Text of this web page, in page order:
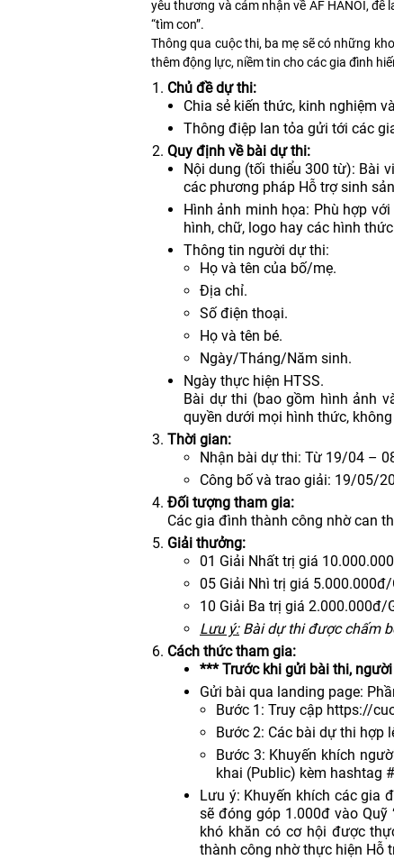
yêu thương và cảm nhận về AF HANOI,
“tìm con”.
Thông qua cuộc thi, ba mẹ sẽ có những
thêm động lực, niềm tin cho các gia đình
Chủ đề dự thi:
Chia sẻ kiến thức, kinh nghiệm
Thông điệp lan tỏa gửi tới các
Quy định về bài dự thi:
Nội dung (tối thiểu 300 từ): Bài
các phương pháp Hỗ trợ sinh
Hình ảnh minh họa: Phù hợp
hình, chữ, logo hay các hình
Thông tin người dự thi:
Họ và tên của bố/mẹ.
Địa chỉ.
Số điện thoại.
Họ và tên bé.
Ngày/Tháng/Năm sinh.
Ngày thực hiện HTSS.
Bài dự thi (bao gồm hình ảnh
quyền dưới mọi hình thức,
Thời gian:
Nhận bài dự thi: Từ 19/04 –
Công bố và trao giải: 19/05/
Đối tượng tham gia:
Các gia đình thành công nhờ can
Giải thưởng:
01 Giải Nhất trị giá
05 Giải Nhì trị giá 5.000.000đ/
10 Giải Ba trị giá 2.000.000đ/
Lưu ý:Bài dự thi được chấm
Cách thức tham gia:
*** Trước khi gửi bài thi,
Gửi bài qua landing page:
Bước 1: Truy cập https://
Bước 2: Các bài dự thi hợp
Bước 3: Khuyến khích
khai (Public) kèm hashtag
Lưu ý: Khuyến khích các gia
sẽ đóng góp 1.000đ vào Quỹ
khó khăn có cơ hội được
thành công nhờ thực hiện Hỗ